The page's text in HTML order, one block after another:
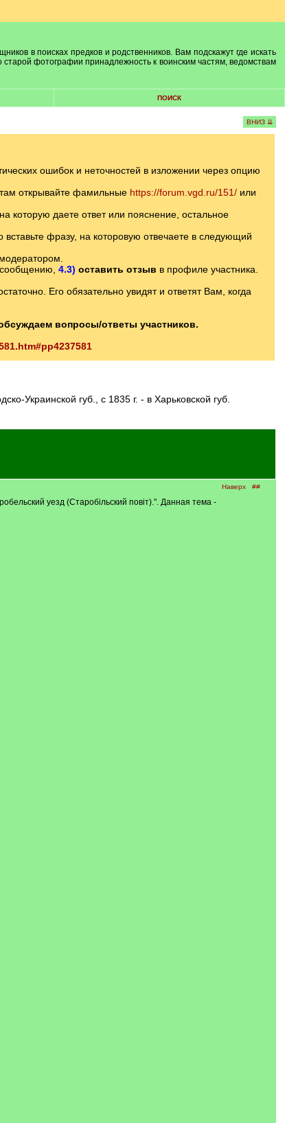
в поисках предков и родственников. Вам подскажут где искать
фотографии принадлежность к воинским частям, ведомствам
ПОИСК
ВНИЗ ⇊
ошибок и неточностей в изложении через опцию
открывайте фамильные https://forum.vgd.ru/151/или
которую даете ответ или пояснение, остальное
фразу, на которовую отвечаете в следующий
модератором.
сообщению, 4.3) оставить отзыв в профиле участника.
Его обязательно увидят и ответят Вам, когда
вопросы/ответы участников.
Украинской губ., с 1835 г. - в Харьковской губ.
Наверх ##
уезд (Старобiльский повiт).". Данная тема -